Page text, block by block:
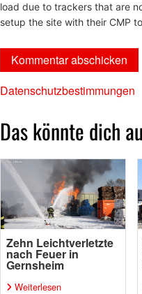
load due to trackers that are
setup the site with their CMP
Datenschutzbestimmungen
Das könnte dich
Zehn Leichtverletzte
nach Feuer in
Gernsheim
Weiterlesen